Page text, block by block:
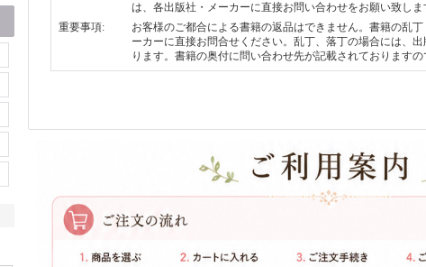
は、各出版社・メーカーに直接お問い合わせをお願い致しま
重要事項:
お客様のご都合による書籍の返品はできません。書籍の乱
ーカーに直接お問合せください。乱丁、落丁の場合には、
ります。書籍の奥付に問い合わせ先が記載されておりますの